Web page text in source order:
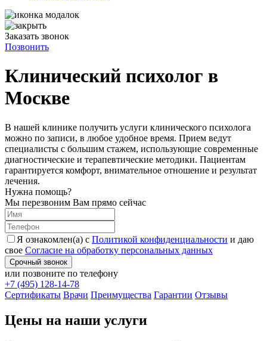
Заказать звонок
Позвонить
Клинический психолог в
Москве
В нашей клинике получить услуги клинического психолога
можно по записи, в любое удобное время. Прием ведут
специалисты с большим стажем, использующие современные
диагностические и терапевтические методики. Пациентам
гарантируется комфорт, внимательное отношение и результат
лечения.
Нужна помощь?
Мы перезвоним Вам прямо сейчас
Я ознакомлен(а) с Политикой конфиденциальности и даю
свое Согласие на обработку персональных данных
Срочный звонок
или позвоните по телефону
+7 (495) 128-14-78
Cертификаты Врачи Преимущества Гарантии Отзывы
Цены на наши услуги